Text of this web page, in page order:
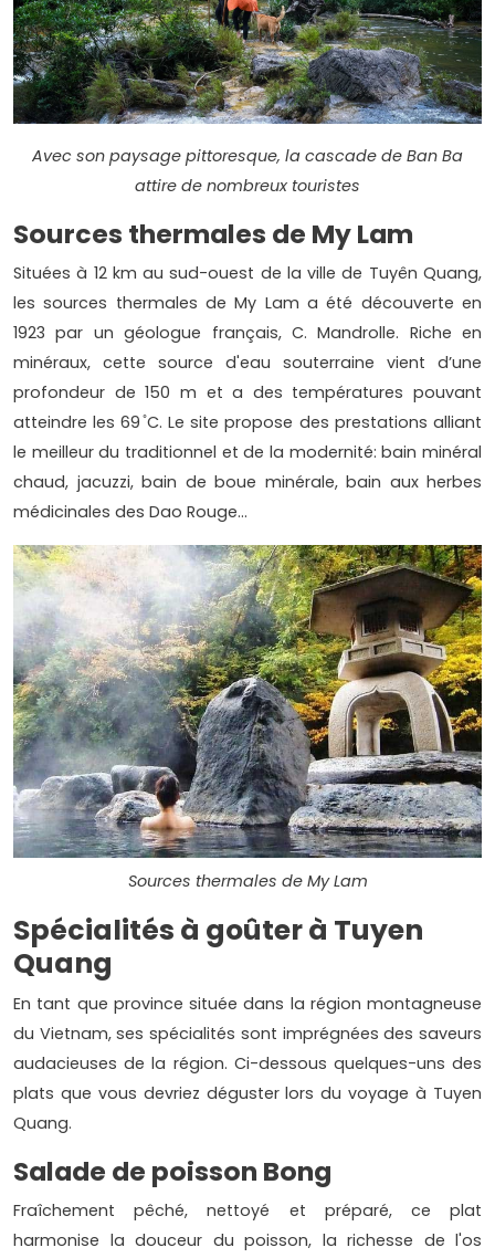
Avec son paysage pittoresque, la cascade de Ban Ba
attire de nombreux touristes
Sources thermales de My Lam
Situées à 12 km au sud-ouest de la ville de Tuyên Quang,
les sources thermales de My Lam a été découverte en
1923 par un géologue français, C. Mandrolle. Riche en
minéraux, cette source d'eau souterraine vient d’une
profondeur de 150 m et a des températures pouvant
atteindre les 69 ̊C. Le site propose des prestations alliant
le meilleur du traditionnel et de la modernité: bain minéral
chaud, jacuzzi, bain de boue minérale, bain aux herbes
médicinales des Dao Rouge…
Sources thermales de My Lam
Spécialités à goûter à Tuyen
Quang
En tant que province située dans la région montagneuse
du Vietnam, ses spécialités sont imprégnées des saveurs
audacieuses de la région. Ci-dessous quelques-uns des
plats que vous devriez déguster lors du voyage à Tuyen
Quang.
Salade de poisson Bong
Fraîchement pêché, nettoyé et préparé, ce plat
harmonise la douceur du poisson, la richesse de l'os